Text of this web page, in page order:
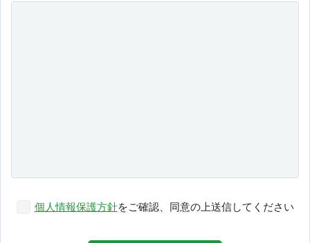
個人情報保護方針をご確認、同意の上送信してください